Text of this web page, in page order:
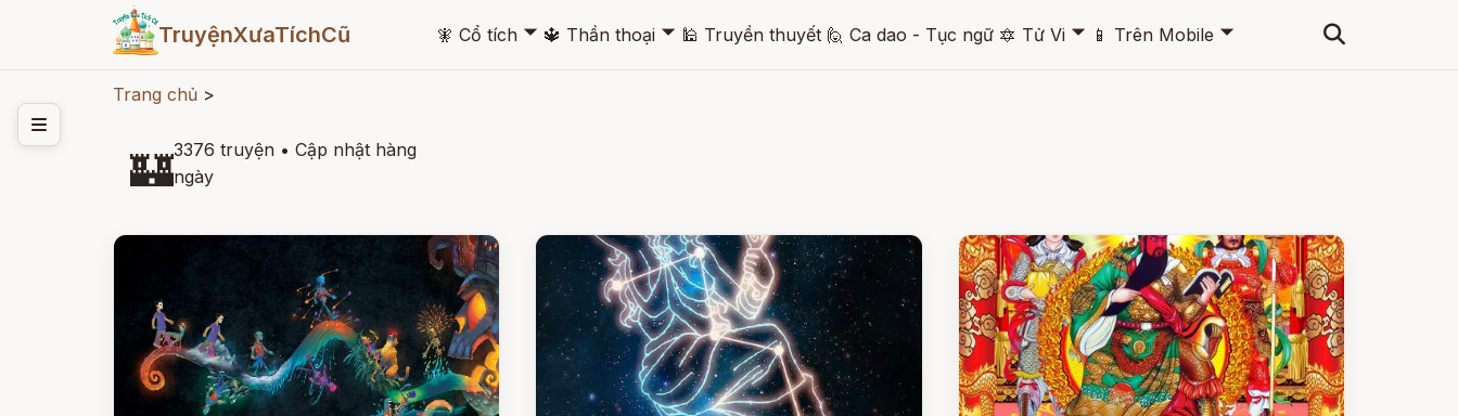
TruyệnXưaTíchCũ 🧚 Cổ tích 🞃 🔱 Thần thoại 🞃 🕌 Truyền thuyết 🙋 Ca dao - Tục ngữ 🔯 Tử Vi 🞃 📱 Trên Mobile 🞃
Trang chủ >
🏰3376 truyện • Cập nhật hàng
ngày